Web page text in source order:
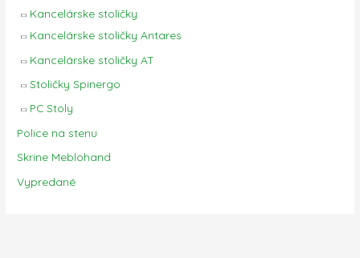
Kancelárske stoličky
Kancelárske stoličky Antares
Kancelárske stoličky AT
Stoličky Spinergo
PC Stoly
Police na stenu
Skrine Meblohand
Vypredané